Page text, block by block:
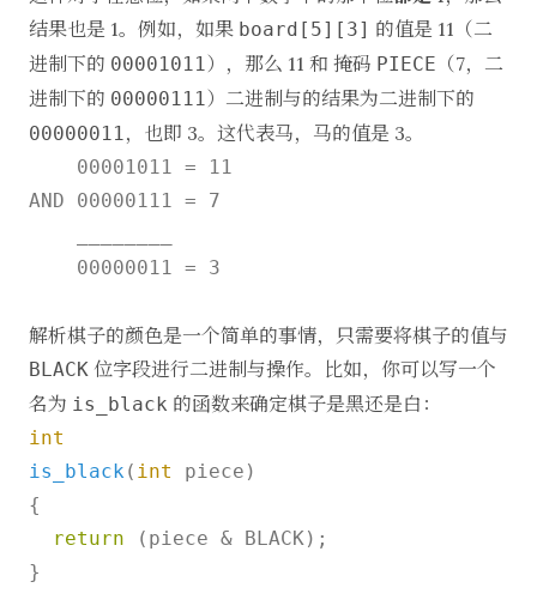
结果也是 1。例如，如果 board[5][3] 的值是 11（二
进制下的 00001011），那么 11 和 掩码 PIECE （7，二
进制下的 00000111）二进制与的结果为二进制下的
00000011，也即 3。这代表马，马的值是 3。
    00001011 = 11
AND 00000111 = 7
解析棋子的颜色是一个简单的事情，只需要将棋子的值与
BLACK 位字段进行二进制与操作。比如，你可以写一个
名为 is_black 的函数来确定棋子是黑还是白：
int
is_black ( int
piece)
{
return (piece & BLACK);
}